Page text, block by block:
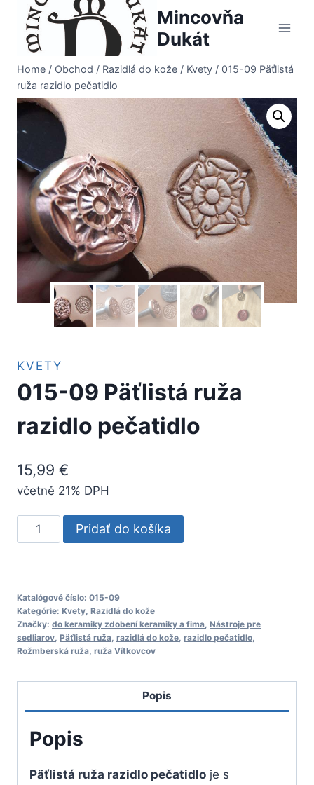
content
Mincovňa
Dukát
Home / Obchod / Razidlá do kože / Kvety / 015-09 Päťlistá
ruža razidlo pečatidlo
KVETY
015-09 Päťlistá ruža
razidlo pečatidlo
15,99 €
včetně 21% DPH
množstvo
015-
ruža
razidlo
pečatidlo
Pridať do košíka
Katalógové číslo: 015-09
Kategórie: Kvety, Razidlá do kože
Značky: do keramiky zdobení keramiky a fima, Nástroje pre
sedliarov, Päťlistá ruža, razidlá do kože, razidlo pečatidlo,
Rožmberská ruža, ruža Vítkovcov
Popis
Popis
Päťlistá ruža razidlo pečatidlo je s